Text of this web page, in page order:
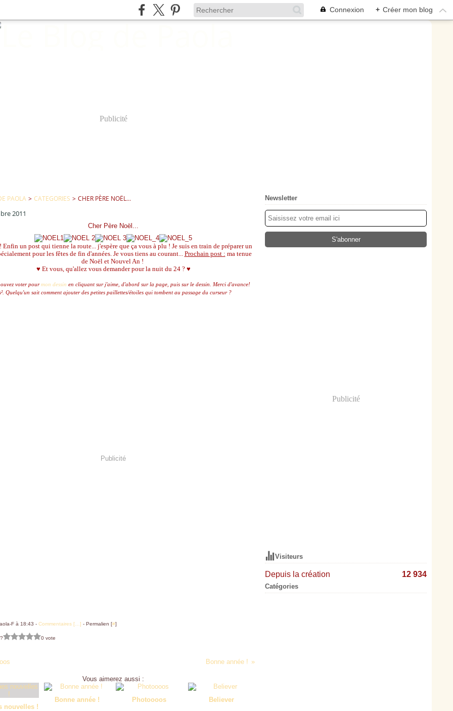
Connexion + Créer mon blog
Publicité
PAOLA > CATEGORIES > CHER PÈRE NOËL...
2011
Cher Père Noël...
Enfin un post qui tienne la route... j'espère que ça vous à plu ! Je suis en train de préparer un
pour les fêtes de fin d'années. Je vous tiens au courant... Prochain post : ma tenue
de Noël et Nouvel An !
♥ Et vous, qu'allez vous demander pour la nuit du 24 ? ♥
voter pourmon dessin en cliquant sur j'aime, d'abord sur la page, puis sur le dessin. Merci d'avance!
Quelqu'un sait comment ajouter des petites paillettes/étoiles qui tombent au passage du curseur ?
Publicité
F à 18:43 - Commentaires [ ] - Permalien [#]
0 vote
Bonne année !
Vous aimerez aussi :
nouvelles !
Bonne année ! Photoooos Believer
Newsletter
Publicité
Visiteurs
Depuis la création 12 934
Catégories